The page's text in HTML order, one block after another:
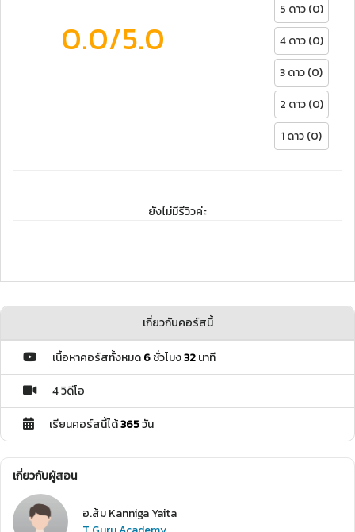
0.0/5.0
5 ดาว (0)
4 ดาว (0)
3 ดาว (0)
2 ดาว (0)
1 ดาว (0)
ยังไม่มีรีวิวค่ะ
เกี่ยวกับคอร์สนี้
เนื้อหาคอร์สทั้งหมด6ชั่วโมง32นาที
4 วิดีโอ
เรียนคอร์สนี้ได้365วัน
เกี่ยวกับผู้สอน
อ.ส้ม Kanniga Yaita